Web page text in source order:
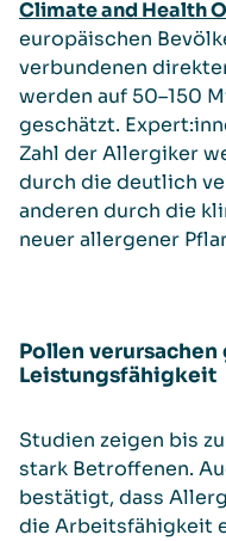
Climate and Health
europäischen
verbundenen
werden auf 50–150
geschätzt.
Zahl der Allergiker
durch die deutlich
anderen durch die
neuer allergener
Pollen
Leistungsfähigkeit
Studien zeigen bis zu
stark Betroffenen.
bestätigt, dass
die Arbeitsfähigkeit